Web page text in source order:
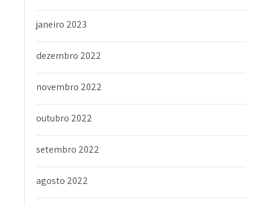
janeiro 2023
dezembro 2022
novembro 2022
outubro 2022
setembro 2022
agosto 2022